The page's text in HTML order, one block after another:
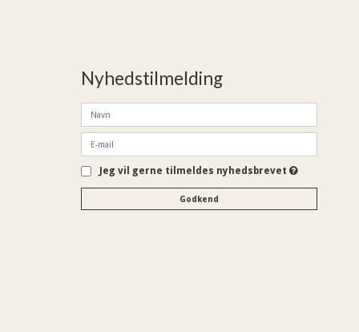
Nyhedstilmelding
Jeg vil gerne tilmeldes nyhedsbrevet
Godkend